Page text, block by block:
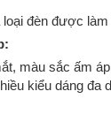
loại đèn được
màu sắc ấm
kiểu dáng đa